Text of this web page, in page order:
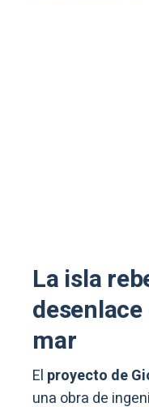
La isla
mar
El proyecto de
una obra de